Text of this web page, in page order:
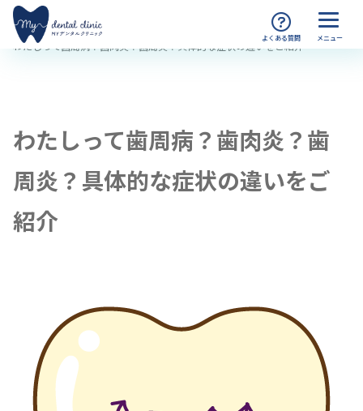
MYデンタルクリニック渋谷 TOP
わたしって歯周病？歯肉炎？歯周炎？具体的な症状の違いをご紹介
わたしって歯周病？歯肉炎？歯
周炎？具体的な症状の違いをご
紹介